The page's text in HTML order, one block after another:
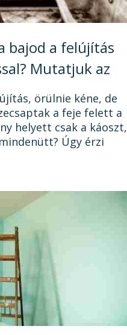
bajod a felújítás
Mutatjuk az
örülnie kéne, de
a feje felett a
helyett csak a káoszt,
Úgy érzi